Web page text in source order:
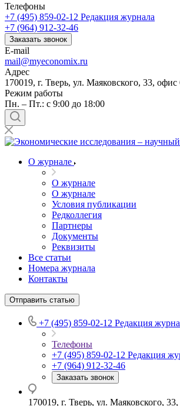
Телефоны
+7 (495) 859-02-12 Редакция журнала
+7 (964) 912-32-46
Заказать звонок
E-mail
mail@myeconomix.ru
Адрес
170019, г. Тверь, ул. Маяковского, 33, офис
Режим работы
Пн. – Пт.: с 9:00 до 18:00
О журнале
О журнале
О журнале
Условия публикации
Редколлегия
Партнеры
Документы
Реквизиты
Все статьи
Номера журнала
Контакты
Отправить статью
+7 (495) 859-02-12 Редакция
Телефоны
+7 (495) 859-02-12 Редакция
+7 (964) 912-32-46
Заказать звонок
170019, г. Тверь, ул. Маяковского,